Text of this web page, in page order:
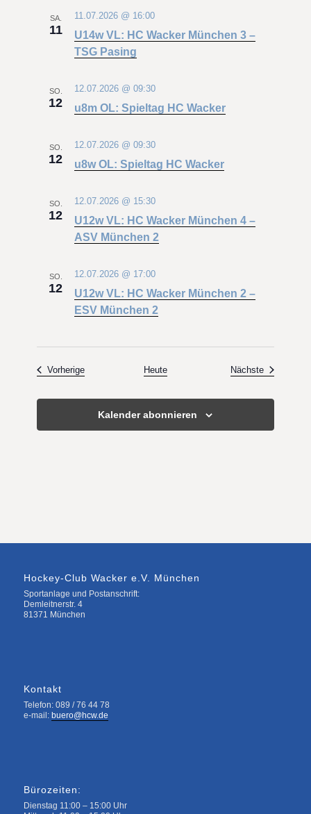
SA.
11
U14w VL: HC Wacker München 3 –
TSG Pasing
11.07.2026 @ 16:00
SO.
12 u8m OL: Spieltag HC Wacker
12.07.2026 @ 09:30
SO.
12 u8w OL: Spieltag HC Wacker
12.07.2026 @ 09:30
SO.
12
U12w VL: HC Wacker München 4 –
ASV München 2
12.07.2026 @ 15:30
SO.
12
U12w VL: HC Wacker München 2 –
ESV München 2
12.07.2026 @ 17:00
VorherigeVeranstaltungenHeute Nächste
Kalender abonnieren
Hockey-Club Wacker e.V. München
Sportanlage und Postanschrift:
Demleitnerstr. 4
81371 München
Kontakt
Telefon: 089 / 76 44 78
e-mail: buero@hcw.de
Bürozeiten:
Dienstag 11:00 – 15:00 Uhr